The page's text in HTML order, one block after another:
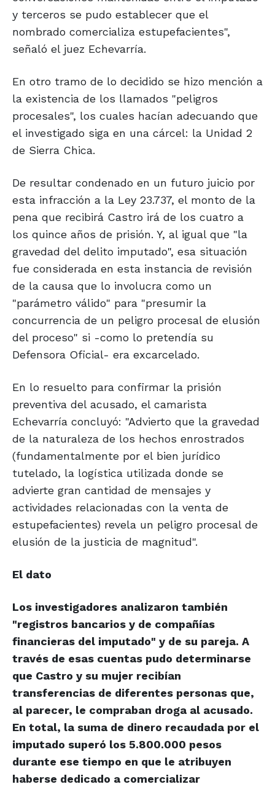
y terceros se pudo establecer que el
nombrado comercializa estupefacientes",
señaló el juez Echevarría.
En otro tramo de lo decidido se hizo mención a
la existencia de los llamados "peligros
procesales", los cuales hacían adecuando que
el investigado siga en una cárcel: la Unidad 2
de Sierra Chica.
De resultar condenado en un futuro juicio por
esta infracción a la Ley 23.737, el monto de la
pena que recibirá Castro irá de los cuatro a
los quince años de prisión. Y, al igual que "la
gravedad del delito imputado", esa situación
fue considerada en esta instancia de revisión
de la causa que lo involucra como un
"parámetro válido" para "presumir la
concurrencia de un peligro procesal de elusión
del proceso" si -como lo pretendía su
Defensora Oficial- era excarcelado.
En lo resuelto para confirmar la prisión
preventiva del acusado, el camarista
Echevarría concluyó: "Advierto que la gravedad
de la naturaleza de los hechos enrostrados
(fundamentalmente por el bien jurídico
tutelado, la logística utilizada donde se
advierte gran cantidad de mensajes y
actividades relacionadas con la venta de
estupefacientes) revela un peligro procesal de
elusión de la justicia de magnitud".
El dato
Los investigadores analizaron también
"registros bancarios y de compañías
financieras del imputado" y de su pareja. A
través de esas cuentas pudo determinarse
que Castro y su mujer recibían
transferencias de diferentes personas que,
al parecer, le compraban droga al acusado.
En total, la suma de dinero recaudada por el
imputado superó los 5.800.000 pesos
durante ese tiempo en que le atribuyen
haberse dedicado a comercializar